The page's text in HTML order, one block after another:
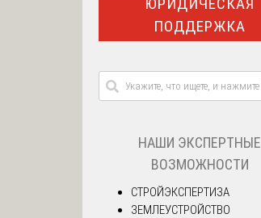
ПОДДЕРЖКА
НАШИ ЭКСПЕРТНЫЕ
ВОЗМОЖНОСТИ
СТРОЙЭКСПЕРТИЗА
ЗЕМЛЕУСТРОЙСТВО